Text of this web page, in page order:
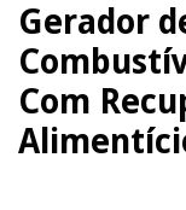
Gerador
Com